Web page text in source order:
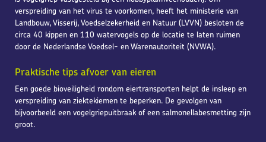
verspreiding van het virus te voorkomen, heeft het ministerie van
Landbouw, Visserij, Voedselzekerheid en Natuur (LVVN) besloten de
circa 40 kippen en 110 watervogels op de locatie te laten ruimen
door de Nederlandse Voedsel- en Warenautoriteit (NVWA).
Praktische tips afvoer van eieren
Een goede bioveiligheid rondom eiertransporten helpt de insleep en
verspreiding van ziektekiemen te beperken. De gevolgen van
bijvoorbeeld een vogelgriepuitbraak of een salmonellabesmetting zijn
groot.